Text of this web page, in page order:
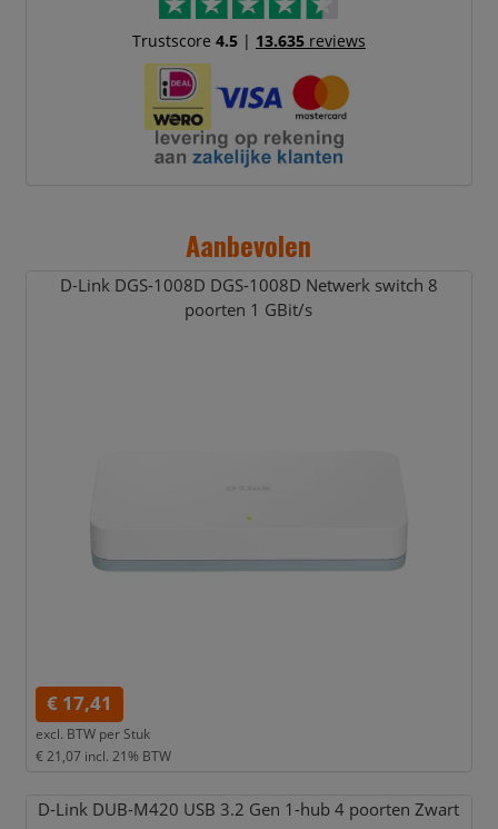
Trustscore 4.5| 13.635reviews
Aanbevolen
D-Link DGS-1008D DGS-1008D Netwerk switch 8
poorten 1 GBit/s
€ 17,41
excl. BTW per Stuk
€ 21,07 incl. 21% BTW
D-Link DUB-M420 USB 3.2 Gen 1-hub 4 poorten Zwart